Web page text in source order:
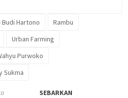
Budi Hartono
Rambu
Urban Farming
Purwoko
Sukma
SEBARKAN